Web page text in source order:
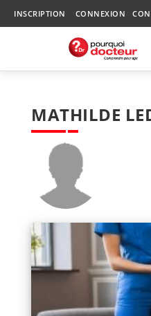
INSCRIPTION CONNEXION
MATHILDE